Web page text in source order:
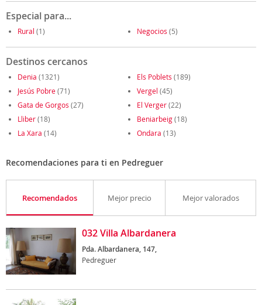
Especial para...
Rural (1) Negocios (5)
Destinos cercanos
Denia (1321) Els Poblets (189)
Jesús Pobre(71) Vergel (45)
Gata de Gorgos (27) El Verger(22)
Lliber(18) Beniarbeig(18)
La Xara (14) Ondara (13)
Recomendaciones para ti en Pedreguer
Recomendados Mejor precio Mejor valorados
032 Villa Albardanera
Pda. Albardanera, 147,
Pedreguer